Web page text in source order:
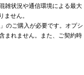
雑状況や通信環境による最大
せん。
のご購入が必要です。オプシ
まれません。また、ご契約時